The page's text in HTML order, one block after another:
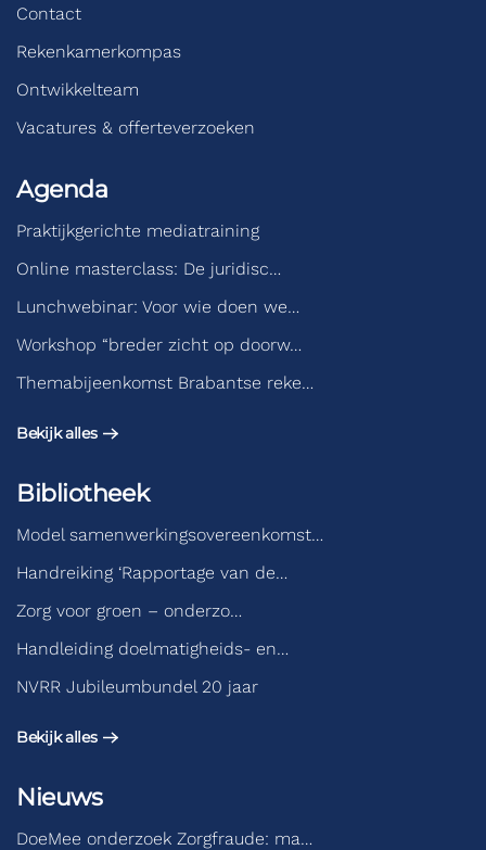
Contact
Rekenkamerkompas
Ontwikkelteam
Vacatures & offerteverzoeken
Agenda
Praktijkgerichte mediatraining
Online masterclass: De juridisc…
Lunchwebinar: Voor wie doen we…
Workshop “breder zicht op doorw…
Themabijeenkomst Brabantse reke…
Bekijk alles
Bibliotheek
Model samenwerkingsovereenkomst…
Handreiking ‘Rapportage van de…
Zorg voor groen – onderzo…
Handleiding doelmatigheids- en…
NVRR Jubileumbundel 20 jaar
Bekijk alles
Nieuws
DoeMee onderzoek Zorgfraude: ma…